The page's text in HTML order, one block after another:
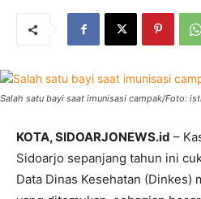
Salah satu bayi saat imunisasi campak/Foto:
KOTA, SIDOARJONEWS.id –
Sidoarjo sepanjang tahun ini
Data Dinas Kesehatan (Dinkes)